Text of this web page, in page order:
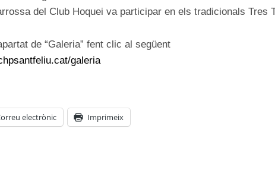
del Club Hoquei va participar en els tradicionals Tres
de “Galeria” fent clic al següent
galeria
electrònic Imprimeix